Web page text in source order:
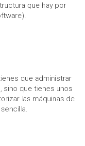
que hay por
que administrar
sino que tienes unos
las máquinas de